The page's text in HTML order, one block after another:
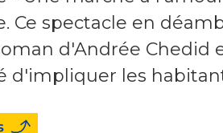
Ce spectacle en
d'Andrée Chedid
d'impliquer les